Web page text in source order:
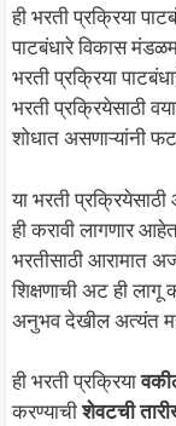
ही भरती प्रक्रिया
पाटबंधारे विकास
भरती प्रक्रिया
भरती प्रक्रियेसाठी
शोधात असणाऱ्यांनी
या भरती
ही करावी लागणार
भरतीसाठी आरामात
शिक्षणाची अट ही
अनुभव देखील अत्यंत
ही भरती प्रक्रिया
करण्याचीशेवटची